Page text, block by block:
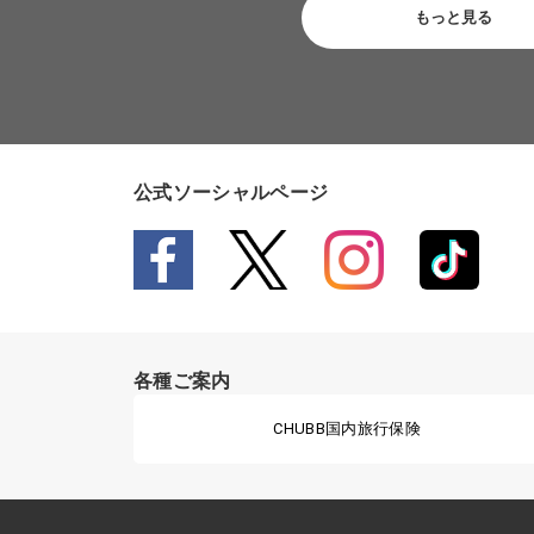
もっと見る
公式ソーシャルページ
各種ご案内
CHUBB国内旅行保険